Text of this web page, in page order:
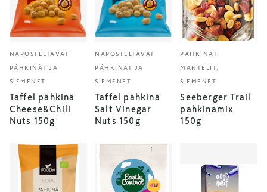
NAPOSTELTAVAT
PÄHKINÄT JA
SIEMENET
Taffel pähkinä
Cheese&Chili
Nuts 150g
NAPOSTELTAVAT
PÄHKINÄT JA
SIEMENET
Taffel pähkinä
Salt Vinegar
Nuts 150g
PÄHKINÄT,
MANTELIT,
SIEMENET
Seeberger Trail
pähkinämix
150g